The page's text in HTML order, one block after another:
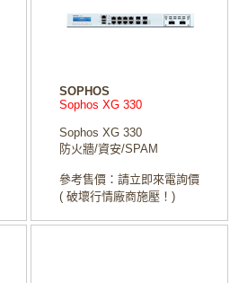
SOPHOS
Sophos XG 330
Sophos XG 330
防火牆/資安/SPAM
參考售價：請立即來電詢價
( 破壞行情廠商施壓！)